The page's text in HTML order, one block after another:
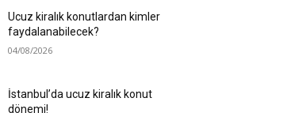
Ucuz kiralık konutlardan kimler
faydalanabilecek?
04/08/2026
İstanbul’da ucuz kiralık konut
dönemi!